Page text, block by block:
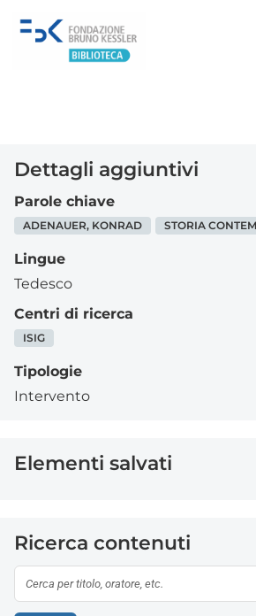
Dettagli aggiuntivi
Parole chiave
ADENAUER, KONRAD STORIA
Lingue
Tedesco
Centri di ricerca
ISIG
Tipologie
Intervento
Elementi salvati
Ricerca contenuti